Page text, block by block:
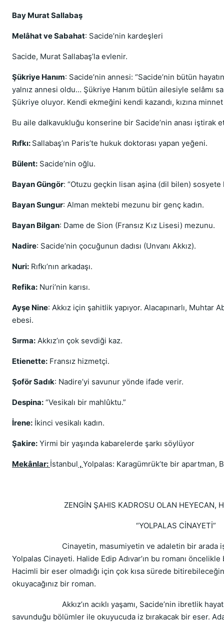
Bay Murat Sallabaş
Melâhat ve Sabahat: Sacide’nin kardeşleri
Sacide, Murat Sallabaş’la evlenir.
Şükriye Hanım: Sacide’nin annesi: “Sacide’nin bütün
yalnız annesi oldu… Şükriye Hanım bütün ailesiyle selâmı
Şükriye oluyor. Kendi ekmeğini kendi kazandı, kızına
Bu aile dalkavukluğu konserine bir Sacide’nin anası iştirak
Rıfkı: Sallabaş’ın Paris’te hukuk doktorası yapan yeğeni.
Bülent: Sacide’nin oğlu.
Bayan Güngör: “Otuzu geçkin lisan aşina (dil bilen) sosyete
Bayan Sungur: Alman mektebi mezunu bir genç kadın.
Bayan Bilgan: Dame de Sion (Fransız Kız Lisesi) mezunu.
Nadire: Sacide’nin çocuğunun dadısı (Unvanı Akkız).
Nuri: Rıfkı’nın arkadaşı.
Refika: Nuri’nin karısı.
Ayşe Nine: Akkız için şahitlik yapıyor. Alacapınarlı, Muhtar
ebesi.
Sırma: Akkız’ın çok sevdiği kaz.
Etienette: Fransız hizmetçi.
Şoför Sadık: Nadire’yi savunur yönde ifade verir.
Despina: “Vesikalı bir mahlûktu.”
İrene: İkinci vesikalı kadın.
Şakire: Yirmi bir yaşında kabarelerde şarkı söylüyor
Mekânlar: İstanbul ,Yolpalas: Karagümrük’te bir apartman,
ZENGİN ŞAHIS KADROSU OLAN HEYECAN,
“YOLPALAS CİNAYETİ”
Cinayetin, masumiyetin ve adaletin bir arada
Yolpalas Cinayeti. Halide Edip Adıvar’ın bu romanı
Hacimli bir eser olmadığı için çok kısa sürede
okuyacağınız bir roman.
Akkız’ın acıklı yaşamı, Sacide’nin ibretlik hayat
savunduğu bölümler ile okuyucuda iz bırakacak bir eser.